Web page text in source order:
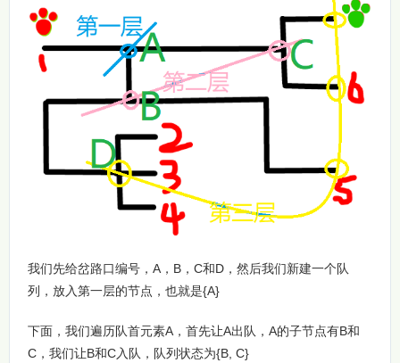
我们先给岔路口编号，A，B，C和D，然后我们新建一个队
列，放入第一层的节点，也就是{A}
下面，我们遍历队首元素A，首先让A出队，A的子节点有B和
C，我们让B和C入队，队列状态为{B, C}